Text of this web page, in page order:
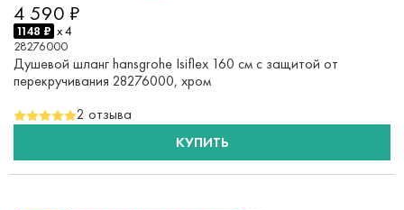
4 590 ₽
1148 ₽ x 4
28276000
Душевой шланг hansgrohe Isiflex 160 см с защитой от
перекручивания 28276000, хром
2 отзыва
КУПИТЬ